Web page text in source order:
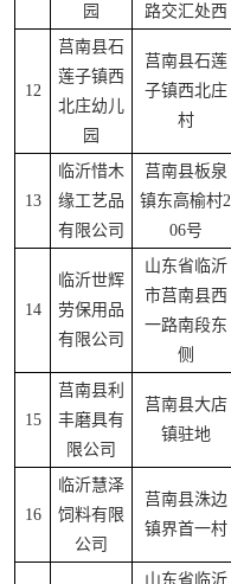
园
路交汇处西
12
莒南县石
莲子镇西
北庄幼儿
园
莒南县石莲
子镇西北庄
村
13
临沂惜木
缘工艺品
有限公司
莒南县板泉
镇东高榆村2
06号
14
临沂世辉
劳保用品
有限公司
山东省临沂
市莒南县西
一路南段东
侧
15
莒南县利
丰磨具有
限公司
莒南县大店
镇驻地
16
临沂慧泽
饲料有限
公司
莒南县洙边
镇界首一村
山东省临沂